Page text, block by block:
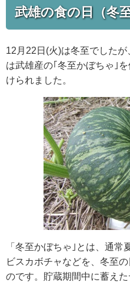
武雄の食の日（冬
12月22日(火)は冬至でした
は武雄産の｢冬至かぼちゃ｣
けられました。
「冬至かぼちゃ｣とは、通
ビスカボチャなどを、冬至
のです。貯蔵期間中に蓄え